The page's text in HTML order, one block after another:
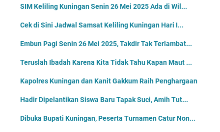
SIM Keliling Kuningan Senin 26 Mei 2025 Ada di Wil...
Cek di Sini Jadwal Samsat Keliling Kuningan Hari I...
Embun Pagi Senin 26 Mei 2025, Takdir Tak Terlambat...
Teruslah Ibadah Karena Kita Tidak Tahu Kapan Maut ...
Kapolres Kuningan dan Kanit Gakkum Raih Penghargaan
Hadir Dipelantikan Siswa Baru Tapak Suci, Amih Tut...
Dibuka Bupati Kuningan, Peserta Turnamen Catur Non...